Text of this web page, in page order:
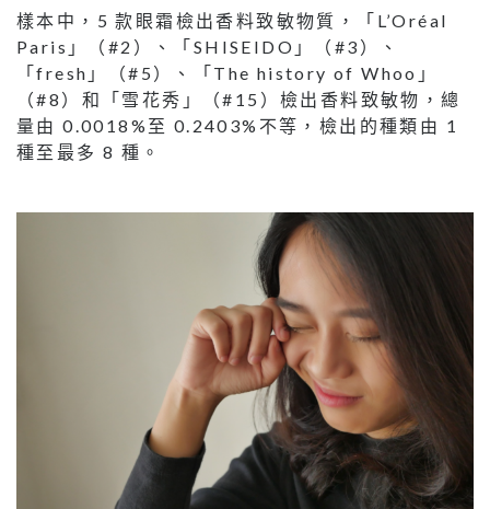
樣本中，5 款眼霜檢出香料致敏物質，「L’Oréal
Paris」（#2）、「SHISEIDO」（#3）、
「fresh」（#5）、「The history of Whoo」
（#8）和「雪花秀」（#15）檢出香料致敏物，總
量由 0.0018%至 0.2403%不等，檢出的種類由 1
種至最多 8 種。